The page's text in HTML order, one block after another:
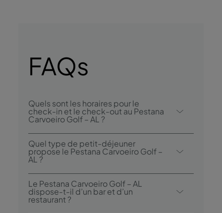
FAQs
Quels sont les horaires pour le
check-in et le check-out au Pestana
Carvoeiro Golf – AL ?
Le check-in au Pestana Carvoeiro Golf – AL
se fait à partir de 16h00, et le check-out est
possible jusqu’à 11h00.
Quel type de petit-déjeuner
propose le Pestana Carvoeiro Golf –
AL ?
Le petit-déjeuner peut être pris au buffet ou
servi à la carte.
Le Pestana Carvoeiro Golf – AL
dispose-t-il d’un bar et d’un
restaurant ?